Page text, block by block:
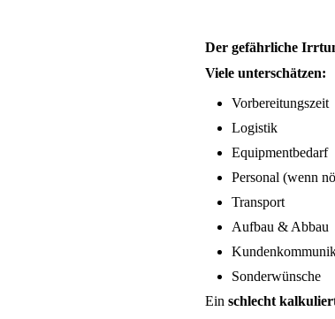
Der gefährliche
Viele unterschätzen:
Vorbereitungszeit
Logistik
Equipmentbedarf
Personal (wenn
Transport
Aufbau & Abbau
Sonderwünsche
Ein schlecht